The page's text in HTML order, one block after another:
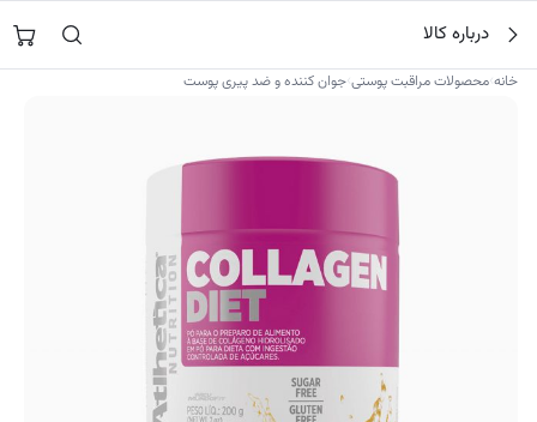
محتوا
جستجو در
درباره کالا
خانه›محصولات مراقبت پوستی›جوان کننده و ضد پیری پوست